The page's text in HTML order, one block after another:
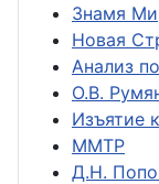
Знамя
Новая
Анализ
О.В.
Изъятие
ММТР
Д.Н.